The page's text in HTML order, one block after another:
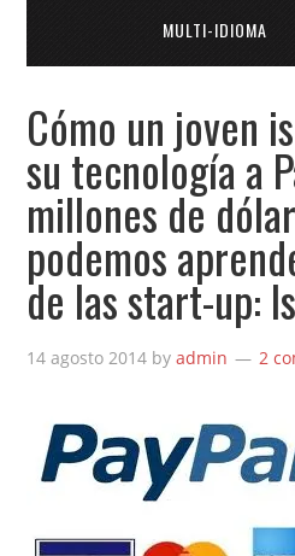
MULTI-IDIOMA
Cómo un joven
su tecnología a
millones de
podemos
de las start-up:
14 agosto 2014 byadmin 2